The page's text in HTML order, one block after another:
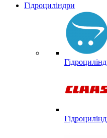
Гідроциліндри